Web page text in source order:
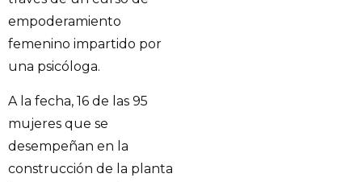
empoderamiento
femenino impartido por
una psicóloga.
A la fecha, 16 de las 95
mujeres que se
desempeñan en la
construcción de la planta